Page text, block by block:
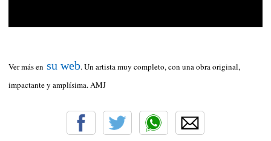
Ver más en su web. Un artista muy completo, con una obra original,
impactante y amplísima. AMJ